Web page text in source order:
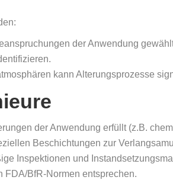
der Anwendung
kann Alterungsprozesse
der Anwendung erfüllt (z.B.
Beschichtungen zur
Inspektionen und
FDA/BfR-Normen entsprechen.